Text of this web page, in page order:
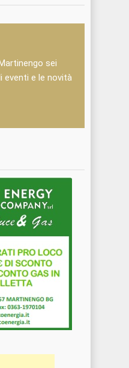
sei
eventi e le novità